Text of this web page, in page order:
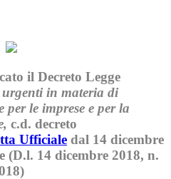
il Decreto Legge
in materia di
per le imprese e per la
c.d. decreto
Ufficiale dal 14 dicembre
(D.l. 14 dicembre 2018, n.